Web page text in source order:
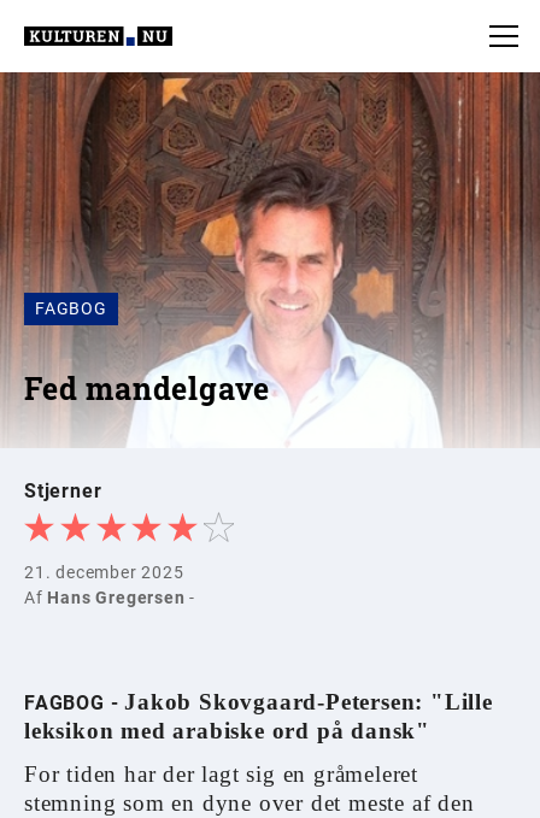
FAGBOG
Fed mandelgave
Stjerner
21. december 2025
Af Hans Gregersen -
FAGBOG -Jakob Skovgaard-Petersen: "Lille
leksikon med arabiske ord på dansk"
For tiden har der lagt sig en gråmeleret
stemning som en dyne over det meste af den